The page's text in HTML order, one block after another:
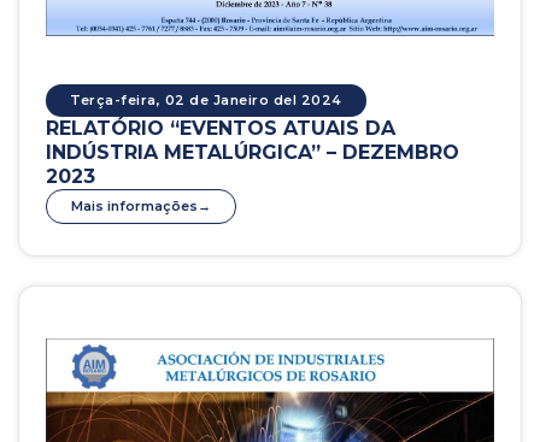
Terça-feira, 02 de Janeiro del 2024
RELATÓRIO “EVENTOS ATUAIS DA
INDÚSTRIA METALÚRGICA” – DEZEMBRO
2023
Mais informações